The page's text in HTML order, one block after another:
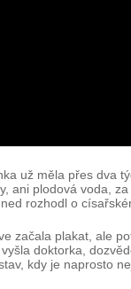
už měla přes dva
ani plodová voda,
rozhodl o
začala plakat, ale
doktorka,
kdy je naprosto